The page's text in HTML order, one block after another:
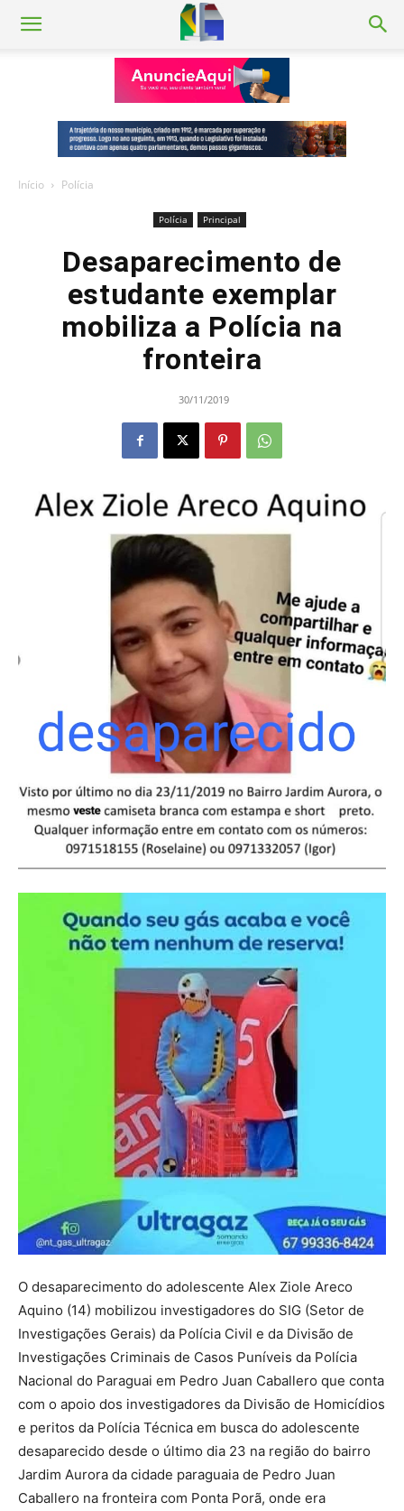
Início Polícia
Polícia Principal
Desaparecimento de
estudante exemplar
mobiliza a Polícia na
fronteira
30/11/2019
O desaparecimento do adolescente Alex Ziole Areco
Aquino (14) mobilizou investigadores do SIG (Setor de
Investigações Gerais) da Polícia Civil e da Divisão de
Investigações Criminais de Casos Puníveis da Polícia
Nacional do Paraguai em Pedro Juan Caballero que conta
com o apoio dos investigadores da Divisão de Homicídios
e peritos da Polícia Técnica em busca do adolescente
desaparecido desde o último dia 23 na região do bairro
Jardim Aurora da cidade paraguaia de Pedro Juan
Caballero na fronteira com Ponta Porã, onde era